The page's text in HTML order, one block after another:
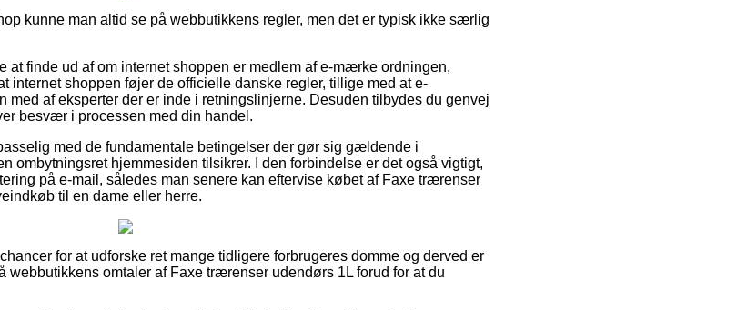
kunne man altid se på webbutikkens regler, men det er typisk ikke særlig
at finde ud af om internet shoppen er medlem af e-mærke ordningen,
internet shoppen føjer de officielle danske regler, tillige med at e-
af eksperter der er inde i retningslinjerne. Desuden tilbydes du genvej
besvær i processen med din handel.
med de fundamentale betingelser der gør sig gældende i
ombytningsret hjemmesiden tilsikrer. I den forbindelse er det også vigtigt,
på e-mail, således man senere kan eftervise købet af Faxe trærenser
til en dame eller herre.
for at udforske ret mange tidligere forbrugeres domme og derved er
omtaler af Faxe trærenser udendørs 1L forud for at du